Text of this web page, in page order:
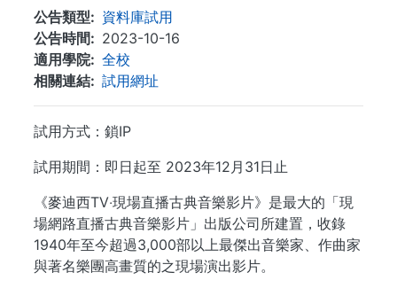
公告類型
資料庫試用
公告時間
2023-10-16
適用學院
全校
相關連結
試用網址
試用方式：鎖IP
試用期間：即日起至 2023年12月31日止
《麥迪西TV‧現場直播古典音樂影片》是最大的「現
場網路直播古典音樂影片」出版公司所建置，收錄
1940年至今超過3,000部以上最傑出音樂家、作曲家
與著名樂團高畫質的之現場演出影片。